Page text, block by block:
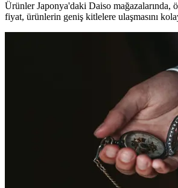
Ürünler Japonya'daki Daiso mağazalarında,
fiyat, ürünlerin geniş kitlelere ulaşmasını